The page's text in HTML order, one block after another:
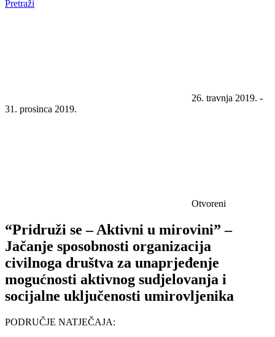
Pretraži
26. travnja 2019. -
31. prosinca 2019.
Otvoreni
“Pridruži se – Aktivni u mirovini” –
Jačanje sposobnosti organizacija
civilnoga društva za unaprjeđenje
mogućnosti aktivnog sudjelovanja i
socijalne uključenosti umirovljenika
PODRUČJE NATJEČAJA: